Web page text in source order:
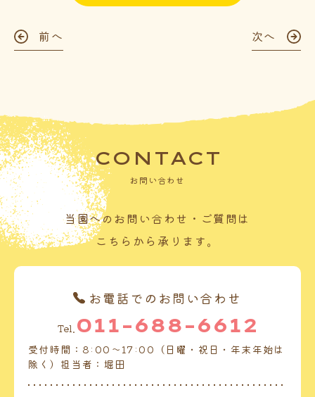
前へ 次へ
CONTACT
お問い合わせ
当園へのお問い合わせ・ご質問は
こちらから承ります。
お電話でのお問い合わせ
Tel. 011-688-6612
受付時間：8:00～17:00（日曜・祝日・年末年始は
除く）担当者：堀田